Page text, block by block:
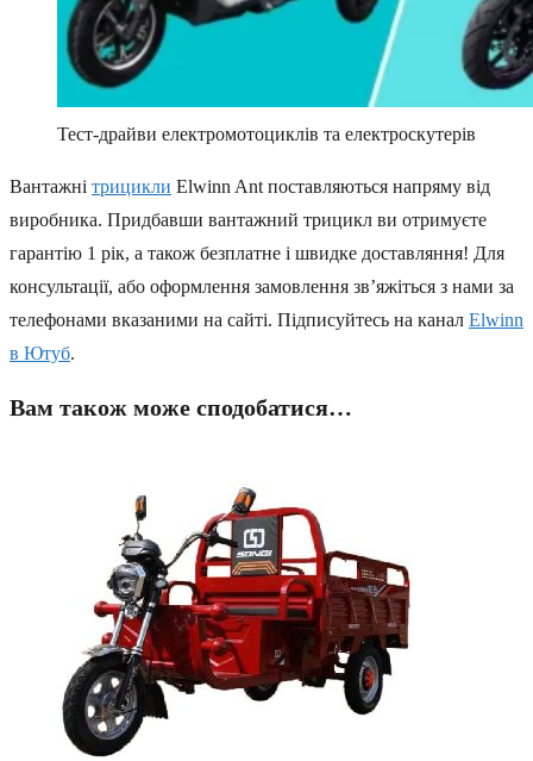
Тест-драйви електромотоциклів та електроскутерів
Вантажні трицикли Elwinn Ant поставляються напряму від
виробника. Придбавши вантажний трицикл ви отримуєте
гарантію 1 рік, а також безплатне і швидке доставляння! Для
консультації, або оформлення замовлення зв’яжіться з нами за
телефонами вказаними на сайті. Підписуйтесь на канал Elwinn
в Ютуб.
Вам також може сподобатися…